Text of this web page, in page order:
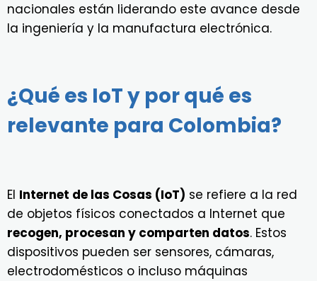
nacionales están liderando este avance desde
la ingeniería y la manufactura electrónica.
¿Qué es IoT y por qué es
relevante para Colombia?
El Internet de las Cosas (IoT) se refiere a la red
de objetos físicos conectados a Internet que
recogen, procesan y comparten datos. Estos
dispositivos pueden ser sensores, cámaras,
electrodomésticos o incluso máquinas